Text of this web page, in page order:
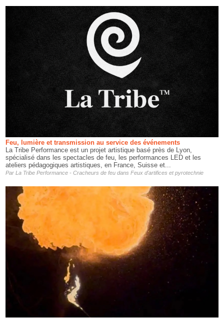
Feu, lumière et transmission au service des événements
La Tribe Performance est un projet artistique basé près de Lyon,
spécialisé dans les spectacles de feu, les performances LED et les
ateliers pédagogiques artistiques, en France, Suisse et...
Par La Tribe Performance - Cracheurs de feudans Feux d'artifices et pyrotechnie